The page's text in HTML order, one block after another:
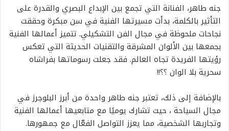
جنه طاهر، الفنانة التي تجمع بين الإبداع البصري والقدرة على
التأثير بالكلمة، بدأت مسيرتها الفنية في سن مبكرة وحققت
نجاحات ملحوظة في مجال الفن التشكيلي. تتميز أعمالها الفنية
بجمعها بين الألوان المشرقة والتقنيات الحديثة التي تعكس
رؤيتها الفريدة تجاه العالم. فقد جعلت رسوماتها بفراشاه
سحرية بلا الوان ؟؟!!
بالإضافة إلى ذلك، تعتبر جنه طاهر واحدة من أبرز البلوجرز في
مجال السياحة ، حيث تشارك يوميًا مع متابعيها أعمالها الفنية
وتجاربها الشخصية، مما يعزز التواصل الفعّال مع جمهورها.